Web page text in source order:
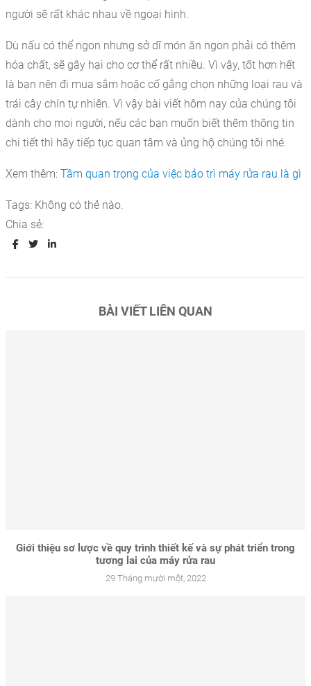
người sẽ rất khác nhau về ngoại hình.
Dù nấu có thể ngon nhưng sở dĩ món ăn ngon phải có thêm
hóa chất, sẽ gây hại cho cơ thể rất nhiều. Vì vậy, tốt hơn hết
là bạn nên đi mua sắm hoặc cố gắng chọn những loại rau và
trái cây chín tự nhiên. Vì vậy bài viết hôm nay của chúng tôi
dành cho mọi người, nếu các bạn muốn biết thêm thông tin
chi tiết thì hãy tiếp tục quan tâm và ủng hộ chúng tôi nhé.
Xem thêm: Tầm quan trọng của việc bảo trì máy rửa rau là gì
Tags: Không có thẻ nào.
Chia sẻ:
BÀI VIẾT LIÊN QUAN
Giới thiệu sơ lược về quy trình thiết kế và sự phát triển trong
tương lai của máy rửa rau
29 Tháng mười một, 2022